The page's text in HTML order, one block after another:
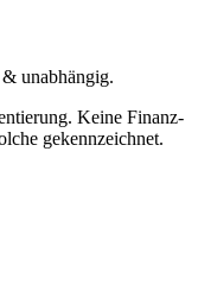
unabhängig.
Keine Finanz-
gekennzeichnet.